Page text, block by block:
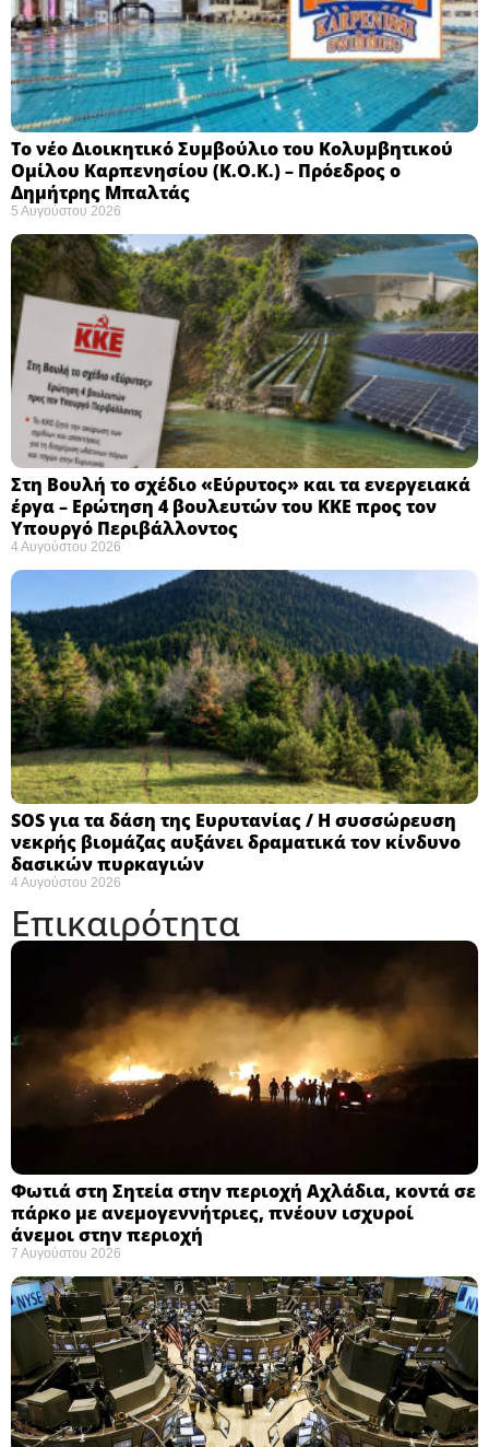
Το νέο Διοικητικό Συμβούλιο του Κολυμβητικού
Ομίλου Καρπενησίου (Κ.Ο.Κ.) – Πρόεδρος ο
Δημήτρης Μπαλτάς
5 Αυγούστου 2026
Στη Βουλή το σχέδιο «Εύρυτος» και τα ενεργειακά
έργα – Ερώτηση 4 βουλευτών του ΚΚΕ προς τον
Υπουργό Περιβάλλοντος
4 Αυγούστου 2026
SOS για τα δάση της Ευρυτανίας / Η συσσώρευση
νεκρής βιομάζας αυξάνει δραματικά τον κίνδυνο
δασικών πυρκαγιών
4 Αυγούστου 2026
Επικαιρότητα
Φωτιά στη Σητεία στην περιοχή Αχλάδια, κοντά σε
πάρκο με ανεμογεννήτριες, πνέουν ισχυροί
άνεμοι στην περιοχή
7 Αυγούστου 2026